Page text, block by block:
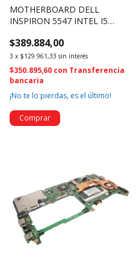
MOTHERBOARD DELL
INSPIRON 5547 INTEL I5
G1DPC (341)
$389.884,00
3 x $129.961,33 sin interés
$350.895,60 con Transferencia
bancaria
¡No te lo pierdas, es el último!